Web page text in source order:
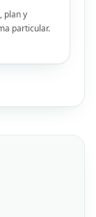
plan y
particular.